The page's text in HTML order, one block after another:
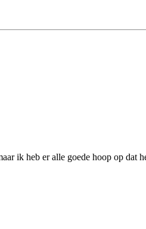
ik heb er alle goede hoop op dat